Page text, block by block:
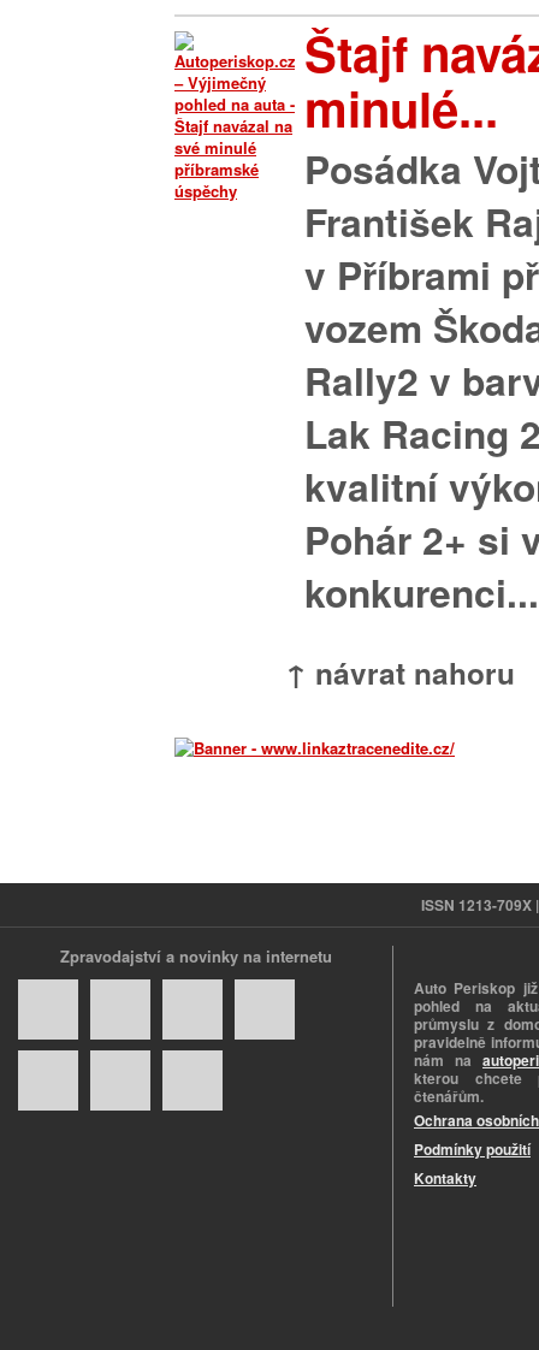
Štajf
minulé...
Posádka
František
v Příbrami
vozem
Rally2 v
Lak Racing
kvalitní
Pohár 2+ si
konkurenci...
↑ návrat nahoru
ISSN 1213-
Zpravodajství a novinky na internetu
Auto Periskop
pohled na
průmyslu z
pravidelně
nám na
kterou chcete
čtenářům.
Ochrana
Podmínky použití
Kontakty